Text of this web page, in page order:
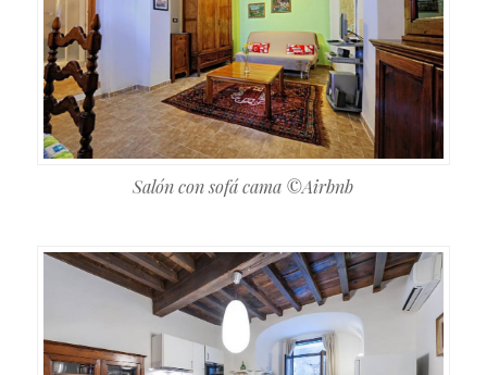
Salón con sofá cama ©Airbnb